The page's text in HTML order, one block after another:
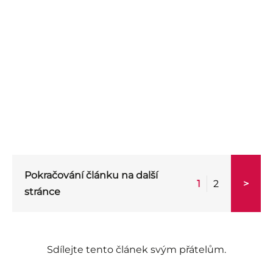
Pokračování článku na další
stránce
1 2 >
Sdílejte tento článek svým přátelům.